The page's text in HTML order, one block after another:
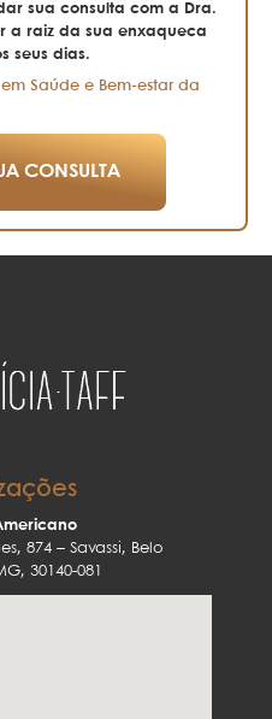
sua consulta com a Dra.
a raiz da sua enxaqueca
seus dias.
Saúde e Bem-estar da
CONSULTA
874 – Savassi, Belo
30140-081